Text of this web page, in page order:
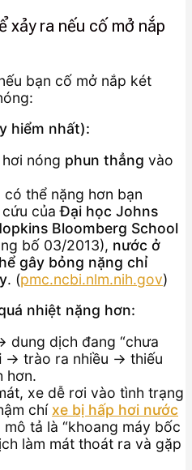
xảy ra nếu cố mở nắp
bạn cố mở nắp két
hiểm nhất):
nóng phun thẳng vào
thể nặng hơn bạn
cứu củaĐại học Johns
Bloomberg School
bố 03/2013), nước ở
gây bỏng nặng chỉ
. (pmc.ncbi.nlm.nih.gov)
nhiệt nặng hơn:
dung dịch đang “chưa
→ trào ra nhiều → thiếu
hơn.
xe dễ rơi vào tình trạng
chí xe bị hấp hơi nước
tả là “khoang máy bốc
làm mát thoát ra và gặp